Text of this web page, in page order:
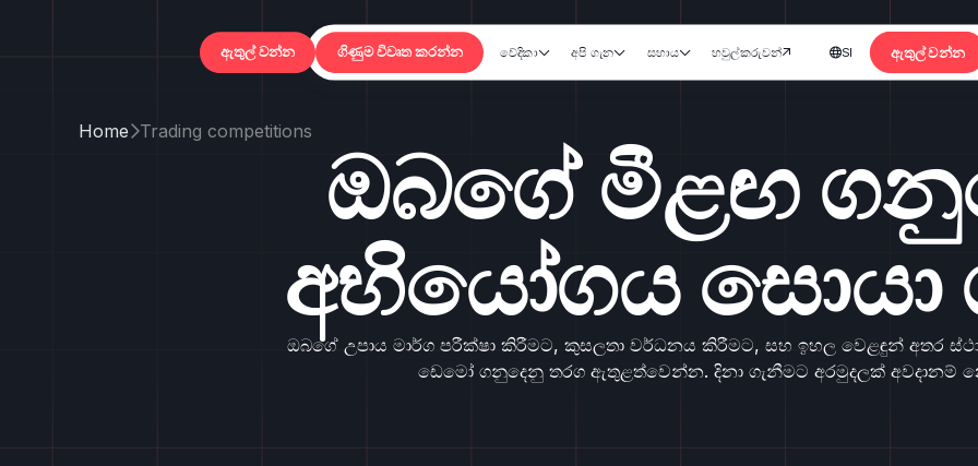
ට්‍රේඩ් කිරීම වේදිකා අපි ගැන සහාය හවුල්කරුවන් SI ඇතුල් වන්න
ඇතුල් වන්න ගිණුම විවෘත කරන්න
HomeTrading competitions
ඔබගේ මීළඟ
අභියෝගය
ඔබගේ උපාය මාර්ග පරීක්ෂා කිරීමට, කුසලතා වර්ධනය කිරීමට, සහ ඉහල වෙළඳුන් අතර
ඩෙමෝ ගනුදෙනු තරග ඇතුළත්වෙන්න. දිනා ගැනීමට අරමුදලක් අවදානම්